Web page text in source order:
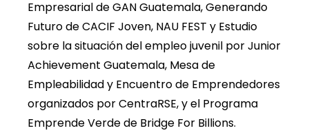
Empresarial de GAN Guatemala, Generando
Futuro de CACIF Joven, NAU FEST y Estudio
sobre la situación del empleo juvenil por Junior
Achievement Guatemala, Mesa de
Empleabilidad y Encuentro de Emprendedores
organizados por CentraRSE, y el Programa
Emprende Verde de Bridge For Billions.